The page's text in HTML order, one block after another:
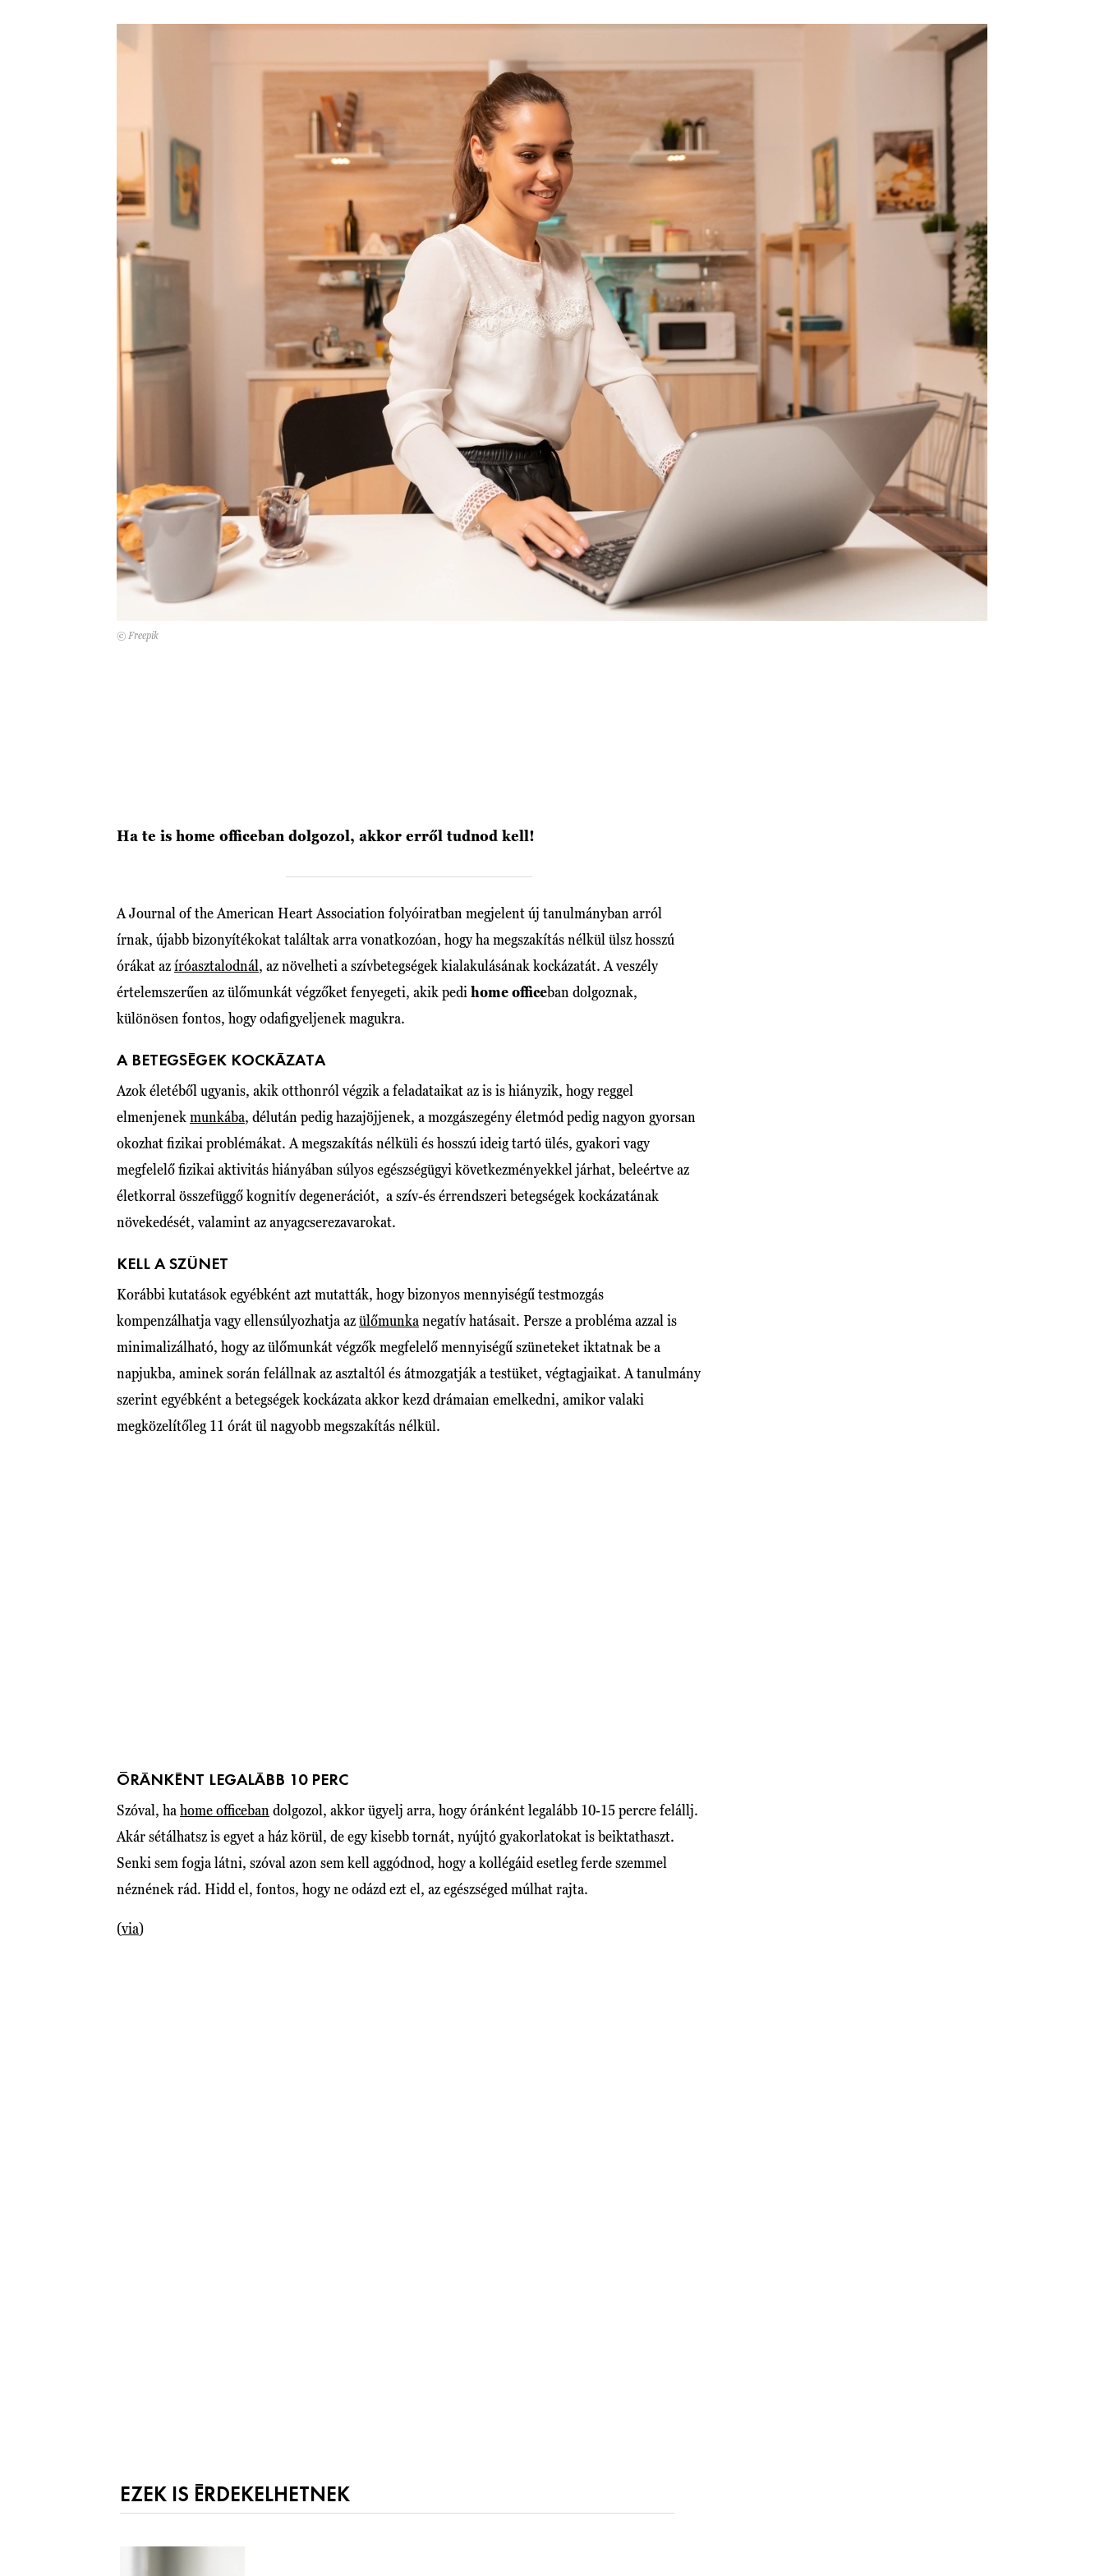
© Freepik
Ha te is home officeban dolgozol, akkor erről tudnod kell!
A Journal of the American Heart Association folyóiratban megjelent új tanulmányban arról
írnak, újabb bizonyítékokat találtak arra vonatkozóan, hogy ha megszakítás nélkül ülsz hosszú
órákat azíróasztalodnál, az növelheti a szívbetegségek kialakulásának kockázatát. A veszély
értelemszerűen az ülőmunkát végzőket fenyegeti, akik pedi home officeban dolgoznak,
különösen fontos, hogy odafigyeljenek magukra.
A BETEGSÉGEK KOCKÁZATA
Azok életéből ugyanis, akik otthonról végzik a feladataikat az is is hiányzik, hogy reggel
elmenjenekmunkába, délután pedig hazajöjjenek, a mozgászegény életmód pedig nagyon gyorsan
okozhat fizikai problémákat. A megszakítás nélküli és hosszú ideig tartó ülés, gyakori vagy
megfelelő fizikai aktivitás hiányában súlyos egészségügyi következményekkel járhat, beleértve az
életkorral összefüggő kognitív degenerációt, a szív-és érrendszeri betegségek kockázatának
növekedését, valamint az anyagcserezavarokat.
KELL A SZÜNET
Korábbi kutatások egyébként azt mutatták, hogy bizonyos mennyiségű testmozgás
kompenzálhatja vagy ellensúlyozhatja azülőmunka negatív hatásait. Persze a probléma azzal is
minimalizálható, hogy az ülőmunkát végzők megfelelő mennyiségű szüneteket iktatnak be a
napjukba, aminek során felállnak az asztaltól és átmozgatják a testüket, végtagjaikat. A tanulmány
szerint egyébként a betegségek kockázata akkor kezd drámaian emelkedni, amikor valaki
megközelítőleg 11 órát ül nagyobb megszakítás nélkül.
ÓRÁNKÉNT LEGALÁBB 10 PERC
Szóval, ha home officeban dolgozol, akkor ügyelj arra, hogy óránként legalább 10-15 percre felállj.
Akár sétálhatsz is egyet a ház körül, de egy kisebb tornát, nyújtó gyakorlatokat is beiktathaszt.
Senki sem fogja látni, szóval azon sem kell aggódnod, hogy a kollégáid esetleg ferde szemmel
néznének rád. Hidd el, fontos, hogy ne odázd ezt el, az egészséged múlhat rajta.
(via)
EZEK IS ÉRDEKELHETNEK